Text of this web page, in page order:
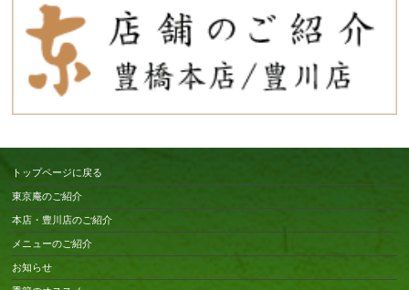
トップページに戻る
東京庵のご紹介
本店・豊川店のご紹介
メニューのご紹介
お知らせ